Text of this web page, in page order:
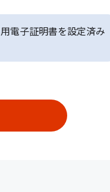
電子証明書を設定済み